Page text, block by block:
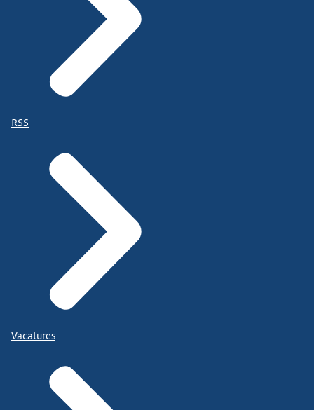
RSS
Vacatures